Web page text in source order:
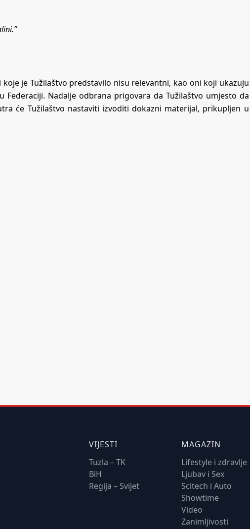
je Tužilaštvo predstavilo nisu relevantni, kao oni koji ukazuju
Federaciji. Nadalje odbrana prigovara da Tužilaštvo umjesto da
će Tužilaštvo nastaviti izvoditi dokazni materijal, prikupljen u
VIJESTI
Tuzla – TK
BiH
Regija – Svijet
MAGAZIN
Lifestyle i zdravlje
Ljubav i Sex
Scitech i Auto
Showtime
Video
Zanimljivosti